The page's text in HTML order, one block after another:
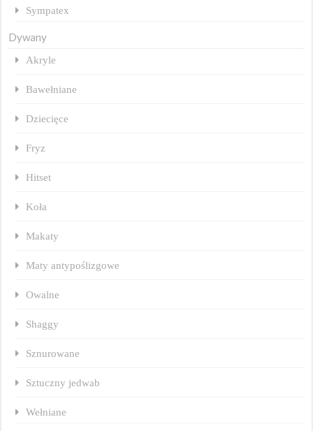
Sympatex
Dywany
Akryle
Bawełniane
Dziecięce
Fryz
Hitset
Koła
Makaty
Maty antypoślizgowe
Owalne
Shaggy
Sznurowane
Sztuczny jedwab
Wełniane